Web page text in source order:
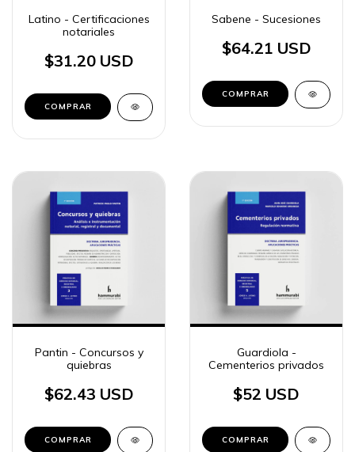
Latino - Certificaciones
notariales
$31.20 USD
COMPRAR
Sabene - Sucesiones
$64.21 USD
COMPRAR
Pantin - Concursos y
quiebras
$62.43 USD
COMPRAR
Guardiola -
Cementerios privados
$52 USD
COMPRAR